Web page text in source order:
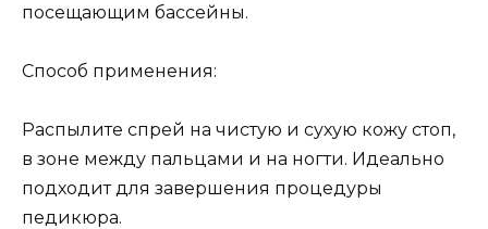
посещающим бассейны.
Способ применения:
Распылите спрей на чистую и сухую кожу стоп,
в зоне между пальцами и на ногти. Идеально
подходит для завершения процедуры
педикюра.